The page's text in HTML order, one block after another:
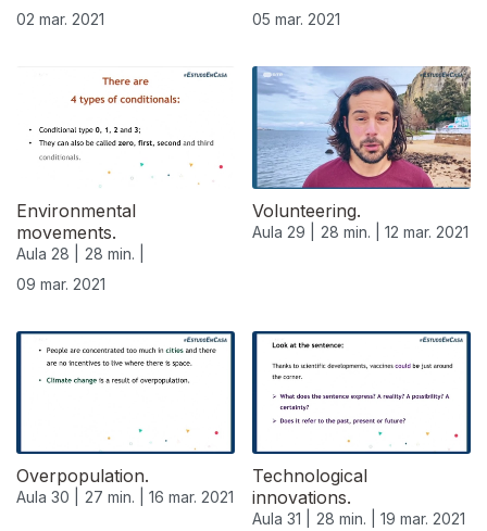
02 mar. 2021
05 mar. 2021
Environmental
movements.
Aula 28 |
28 min. |
09 mar. 2021
Volunteering.
Aula 29 | 28 min. | 12 mar. 2021
Overpopulation.
Aula 30 | 27 min. | 16 mar. 2021
Technological
innovations.
Aula 31 | 28 min. | 19 mar. 2021